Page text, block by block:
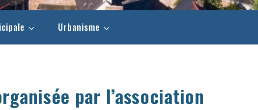
Urbanisme
par l’association